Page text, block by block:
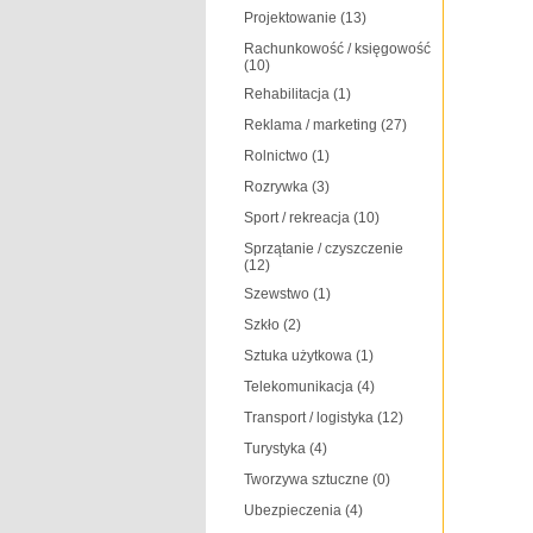
Projektowanie (13)
Rachunkowość / księgowość
(10)
Rehabilitacja (1)
Reklama / marketing (27)
Rolnictwo (1)
Rozrywka (3)
Sport / rekreacja (10)
Sprzątanie / czyszczenie
(12)
Szewstwo (1)
Szkło (2)
Sztuka użytkowa (1)
Telekomunikacja (4)
Transport / logistyka (12)
Turystyka (4)
Tworzywa sztuczne (0)
Ubezpieczenia (4)